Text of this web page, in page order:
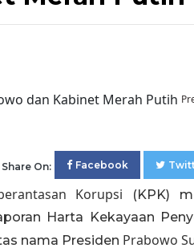
Share On: Facebook
Korupsi (KPK)
Harta Kekayaan
nama Presiden Prabowo